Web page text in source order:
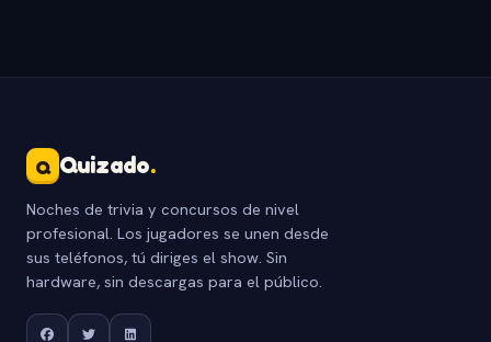
Q Quizado.
Noches de trivia y concursos de nivel
profesional. Los jugadores se unen desde
sus teléfonos, tú diriges el show. Sin
hardware, sin descargas para el público.